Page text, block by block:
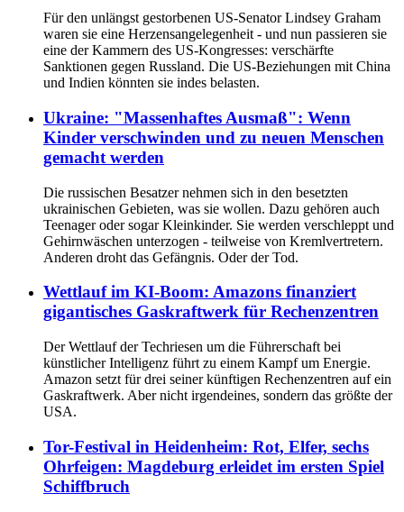
Für den unlängst gestorbenen US-Senator Lindsey Graham
waren sie eine Herzensangelegenheit - und nun passieren sie
eine der Kammern des US-Kongresses: verschärfte
Sanktionen gegen Russland. Die US-Beziehungen mit China
und Indien könnten sie indes belasten.
Ukraine: "Massenhaftes Ausmaß": Wenn
Kinder verschwinden und zu neuen Menschen
gemacht werden
Die russischen Besatzer nehmen sich in den besetzten
ukrainischen Gebieten, was sie wollen. Dazu gehören auch
Teenager oder sogar Kleinkinder. Sie werden verschleppt und
Gehirnwäschen unterzogen - teilweise von Kremlvertretern.
Anderen droht das Gefängnis. Oder der Tod.
Wettlauf im KI-Boom: Amazons finanziert
gigantisches Gaskraftwerk für Rechenzentren
Der Wettlauf der Techriesen um die Führerschaft bei
künstlicher Intelligenz führt zu einem Kampf um Energie.
Amazon setzt für drei seiner künftigen Rechenzentren auf ein
Gaskraftwerk. Aber nicht irgendeines, sondern das größte der
USA.
Tor-Festival in Heidenheim: Rot, Elfer, sechs
Ohrfeigen: Magdeburg erleidet im ersten Spiel
Schiffbruch